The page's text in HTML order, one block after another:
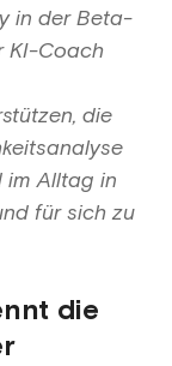
in der Beta-
KI-Coach
die
im Alltag in
für sich zu
die